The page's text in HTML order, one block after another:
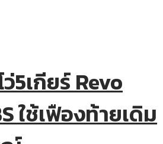
5เกียร์ Revo
ใช้เฟืองท้ายเดิม